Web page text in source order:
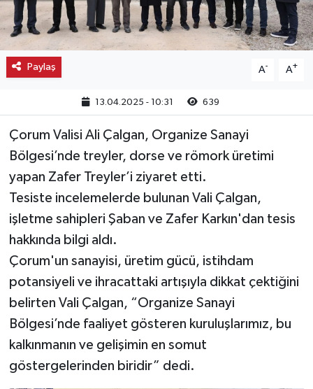
Paylaş A- A+
13.04.2025 - 10:31 639
Çorum Valisi Ali Çalgan, Organize Sanayi
Bölgesi’nde treyler, dorse ve römork üretimi
yapan Zafer Treyler’i ziyaret etti.
Tesiste incelemelerde bulunan Vali Çalgan,
işletme sahipleri Şaban ve Zafer Karkın'dan tesis
hakkında bilgi aldı.
Çorum'un sanayisi, üretim gücü, istihdam
potansiyeli ve ihracattaki artışıyla dikkat çektiğini
belirten Vali Çalgan, “Organize Sanayi
Bölgesi’nde faaliyet gösteren kuruluşlarımız, bu
kalkınmanın ve gelişimin en somut
göstergelerinden biridir” dedi.
Kargı
Laçin
Mecitözü
Oğuzlar
Osmancık
Sungurlu
Uğurludağ
Sağlık